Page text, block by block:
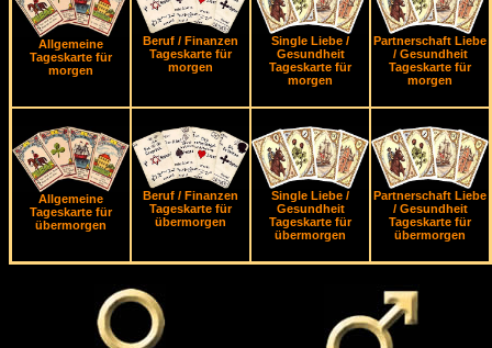
Allgemeine
Tageskarte für
morgen
Beruf / Finanzen
Tageskarte für
morgen
Single Liebe /
Gesundheit
Tageskarte für
morgen
Partnerschaft Liebe
/ Gesundheit
Tageskarte für
morgen
Allgemeine
Tageskarte für
übermorgen
Beruf / Finanzen
Tageskarte für
übermorgen
Single Liebe /
Gesundheit
Tageskarte für
übermorgen
Partnerschaft Liebe
/ Gesundheit
Tageskarte für
übermorgen